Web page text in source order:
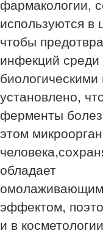
фармакологии,
используются в
чтобы
инфекций
установлено,
ферменты
этом
обладает
эффектом,
и в